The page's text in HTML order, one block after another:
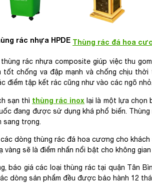
rác nhựa HPDE Thùng rác đá hoa
rác nhựa composite giúp việc thu
tốt chống va đập mạnh và chống chịu
điểm tập kết rác cũng như vào các ngõ nhỏ.
sạn thì thùng rác inox lại là một lựa chọn
đang được sử dụng khá phổ biến.
sang trọng.
dòng thùng rác đá hoa cương cho
sẽ là điểm nhấn nổi bật cho không gian
báo giá các loại thùng rác tại quận Tân
dòng sản phẩm đều được bảo hành 12